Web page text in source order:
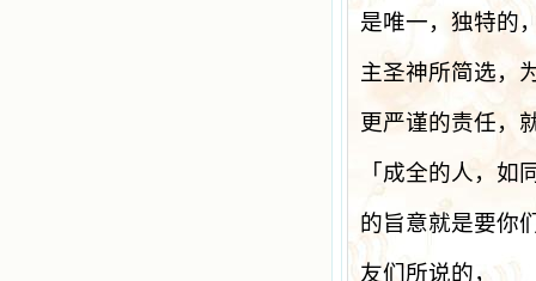
是唯一，独特的
主圣神所简选，
更严谨的责任，
「成全的人，
的旨意就是要你
友们所说的，